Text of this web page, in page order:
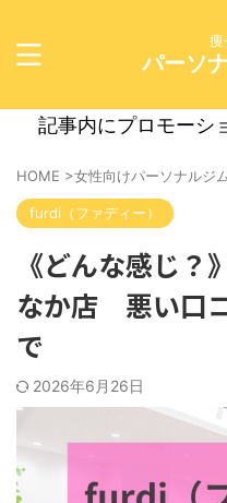
痩
パーソ
記事内にプロモーシ
HOME >女性向けパーソナルジム
furdi（ファディー）
《どんな感じ？
なか店 悪い口
で
2026年6月26日